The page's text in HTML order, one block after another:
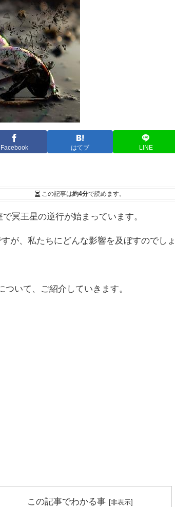
Facebook はてブ LINE
この記事は約4分で読めます。
冥王星の逆行が始まっています。
が、私たちにどんな影響を及ぼすのでし
いて、ご紹介していきます。
この記事でわかる事